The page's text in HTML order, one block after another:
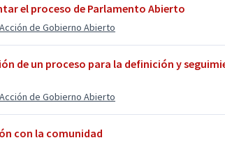
el proceso de Parlamento Abierto
de Gobierno Abierto
de un proceso para la definición y
de Gobierno Abierto
con la comunidad